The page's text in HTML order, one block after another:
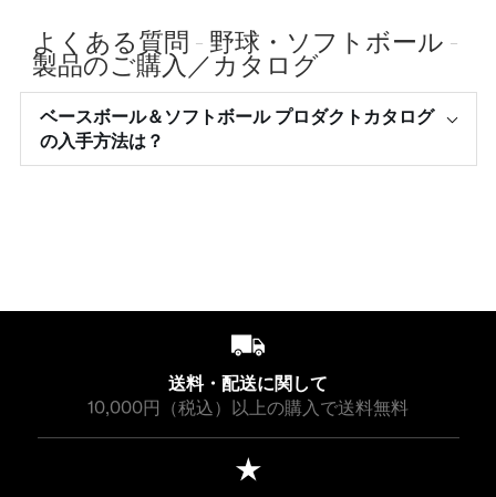
よくある質問 - 野球・ソフトボール -
製品のご購入／カタログ
ベースボール＆ソフトボール プロダクトカタログ
の入手方法は？
送料・配送に関して
10,000円（税込）以上の購入で送料無料